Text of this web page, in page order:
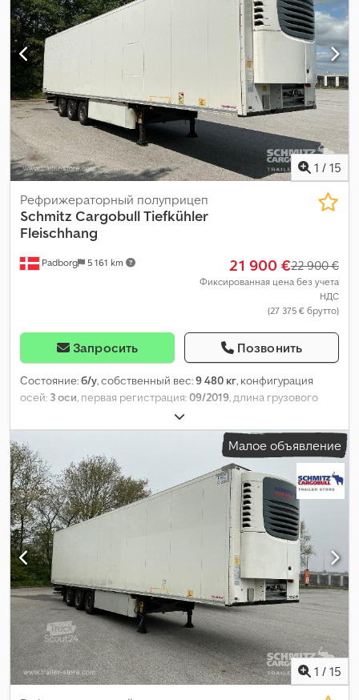
1 / 15
Padborg 5 161 km
Рефрижераторный полуприцеп
Schmitz CargobullTiefkühler
Fleischhang
21 900 €22 900 €
Фиксированная цена без учета
НДС
(27 375 € брутто)
Запросить Позвонить
Состояние:б/у, собственный вес:9 480 кг, конфигурация
осей: 3 оси, первая регистрация:09/2019, длина грузового
, ширина пространства для загрузки:
мм, высота грузового отсека:2 650 мм, объем грузового
пространства:
, размер шины:385/55
R22,5, Год выпуска:2019 796 332 км, Оборудование:
ABS,
Малое объявление
1 / 15